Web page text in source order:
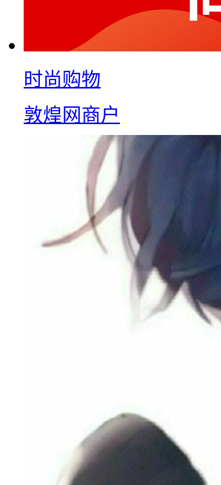
时尚购物
敦煌网商户